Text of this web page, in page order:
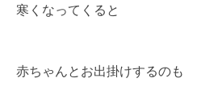
寒くなってくると
赤ちゃんとお出掛けするのも